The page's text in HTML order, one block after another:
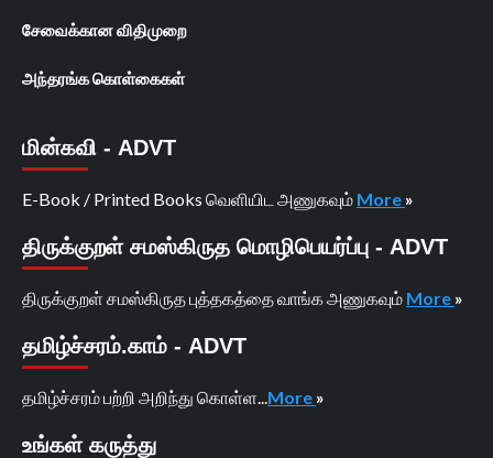
சேவைக்கான விதிமுறை
அந்தரங்க கொள்கைகள்
மின்கவி - ADVT
E-Book / Printed Books வெளியிட அணுகவும் More »
திருக்குறள் சமஸ்கிருத மொழிபெயர்ப்பு - ADVT
திருக்குறள் சமஸ்கிருத புத்தகத்தை வாங்க அணுகவும் More »
தமிழ்ச்சரம்.காம் - ADVT
தமிழ்ச்சரம் பற்றி அறிந்து கொள்ள... More »
உங்கள் கருத்து